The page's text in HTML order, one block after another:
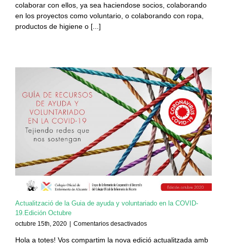
colaborar con ellos, ya sea haciendose socios, colaborando
en los proyectos como voluntario, o colaborando con ropa,
productos de higiene o [...]
Actualització de la Guia de ayuda y voluntariado en la COVID-
19.Edición Octubre
octubre 15th, 2020 Comentarios desactivadosen
de
Hola a totes! Vos compartim la nova edició actualitzada amb